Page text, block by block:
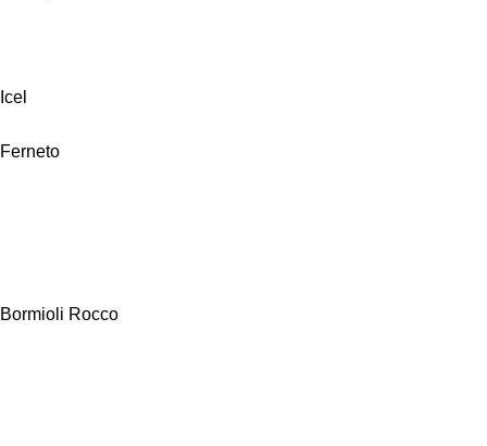
Icel
Ferneto
Bormioli Rocco